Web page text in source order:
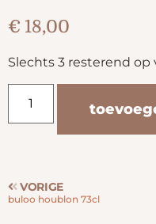
€ 18,00
Slechts 3 resterend op
VORIGE
buloo houblon 73cl